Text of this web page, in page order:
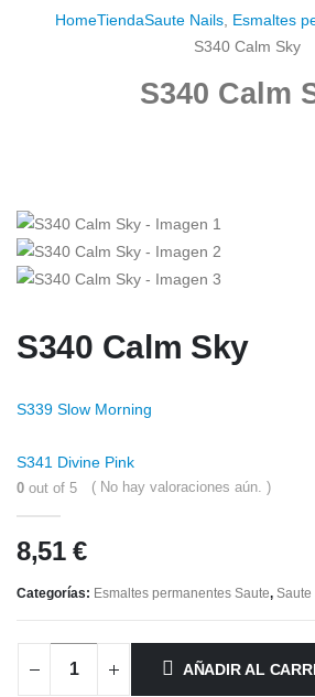
HomeTiendaSaute Nails, Esmaltes
S340 Calm Sky
S340 Calm
S340 Calm Sky
S339 Slow Morning
S341 Divine Pink
0 out of 5 ( No hay valoraciones aún. )
8,51 €
Categorías: Esmaltes permanentes Saute, Saute
AÑADIR AL